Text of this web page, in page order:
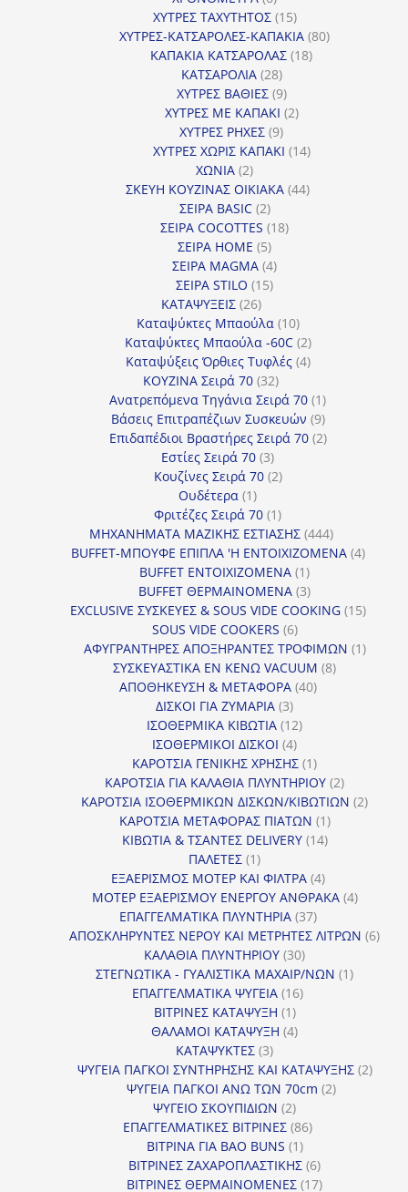
προϊόντα
ΧΥΤΡΕΣ ΤΑΧΥΤΗΤΟΣ 1515
προϊόντα
ΧΥΤΡΕΣ-ΚΑΤΣΑΡΟΛΕΣ-ΚΑΠΑΚΙΑ 8080
ΚΑΠΑΚΙΑ ΚΑΤΣΑΡΟΛΑΣ 1818
ΚΑΤΣΑΡΟΛΙΑ 2828
προϊόντα
ΧΥΤΡΕΣ ΒΑΘΙΕΣ 99
προϊόντα
ΧΥΤΡΕΣ ΜΕ ΚΑΠΑΚΙ 22
ΧΥΤΡΕΣ ΡΗΧΕΣ 99
προϊόντα
ΧΥΤΡΕΣ ΧΩΡΙΣ ΚΑΠΑΚΙ 1414
ΧΩΝΙΑ 22
προϊόντα
ΣΚΕΥΗ ΚΟΥΖΙΝΑΣ ΟΙΚΙΑΚΑ 4444
ΣΕΙΡΑ BASIC 22
προϊόντα
ΣΕΙΡΑ COCOTTES 1818
ΣΕΙΡΑ HOME 55
προϊόντα
ΣΕΙΡΑ MAGMA 44
προϊόντα
ΣΕΙΡΑ STILO 1515
ΚΑΤΑΨΥΞΕΙΣ 2626
προϊόντα
Καταψύκτες Μπαούλα 1010
προϊόντα
Καταψύκτες Μπαούλα -60C 22
προϊόντα
Καταψύξεις Όρθιες Τυφλές 44
ΚΟΥΖΙΝΑ Σειρά 70 3232
προϊόντα
Ανατρεπόμενα Τηγάνια Σειρά 70 11
προϊόν
Βάσεις Επιτραπέζιων Συσκευών 99
προϊόντα
Επιδαπέδιοι Βραστήρες Σειρά 70 22
Εστίες Σειρά 70 33
προϊόντα
Κουζίνες Σειρά 70 22
Ουδέτερα 11
προϊόν
Φριτέζες Σειρά 70 11
προϊόν
ΜΗΧΑΝΗΜΑΤΑ ΜΑΖΙΚΗΣ ΕΣΤΙΑΣΗΣ 444444
προϊόντα
BUFFET-ΜΠΟΥΦΕ ΕΠΙΠΛΑ 'Η ΕΝΤΟΙΧΙΖΟΜΕΝΑ 44
BUFFET ΕΝΤΟΙΧΙΖΟΜΕΝΑ 11
προϊόν
BUFFET ΘΕΡΜΑΙΝΟΜΕΝΑ 33
προϊόντα
EXCLUSIVE ΣΥΣΚΕΥΕΣ & SOUS VIDE COOKING 1515
SOUS VIDE COOKERS 66
προϊόντα
ΑΦΥΓΡΑΝΤΗΡΕΣ ΑΠΟΞΗΡΑΝΤΕΣ ΤΡΟΦΙΜΩΝ 11
ΣΥΣΚΕΥΑΣΤΙΚΑ ΕΝ ΚΕΝΩ VACUUM 88
ΑΠΟΘΗΚΕΥΣΗ & ΜΕΤΑΦΟΡΑ 4040
ΔΙΣΚΟΙ ΓΙΑ ΖΥΜΑΡΙΑ 33
προϊόντα
ΙΣΟΘΕΡΜΙΚΑ ΚΙΒΩΤΙΑ 1212
ΙΣΟΘΕΡΜΙΚΟΙ ΔΙΣΚΟΙ 44
προϊόντα
ΚΑΡΟΤΣΙΑ ΓΕΝΙΚΗΣ ΧΡΗΣΗΣ 11
προϊόν
ΚΑΡΟΤΣΙΑ ΓΙΑ ΚΑΛΑΘΙΑ ΠΛΥΝΤΗΡΙΟΥ 22
προϊόντα
ΚΑΡΟΤΣΙΑ ΙΣΟΘΕΡΜΙΚΩΝ ΔΙΣΚΩΝ/ΚΙΒΩΤΙΩΝ 22
ΚΑΡΟΤΣΙΑ ΜΕΤΑΦΟΡΑΣ ΠΙΑΤΩΝ 11
προϊόν
ΚΙΒΩΤΙΑ & ΤΣΑΝΤΕΣ DELIVERY 1414
ΠΑΛΕΤΕΣ 11
προϊόν
ΕΞΑΕΡΙΣΜΟΣ ΜΟΤΕΡ ΚΑΙ ΦΙΛΤΡΑ 44
προϊόντα
ΜΟΤΕΡ ΕΞΑΕΡΙΣΜΟΥ ΕΝΕΡΓΟΥ ΑΝΘΡΑΚΑ 44
ΕΠΑΓΓΕΛΜΑΤΙΚΑ ΠΛΥΝΤΗΡΙΑ 3737
προϊόντα
ΑΠΟΣΚΛΗΡΥΝΤΕΣ ΝΕΡΟΥ ΚΑΙ ΜΕΤΡΗΤΕΣ ΛΙΤΡΩΝ 66
ΚΑΛΑΘΙΑ ΠΛΥΝΤΗΡΙΟΥ 3030
προϊόντα
ΣΤΕΓΝΩΤΙΚΑ - ΓΥΑΛΙΣΤΙΚΑ ΜΑΧΑΙΡ/ΝΩΝ 11
ΕΠΑΓΓΕΛΜΑΤΙΚΑ ΨΥΓΕΙΑ 1616
ΒΙΤΡΙΝΕΣ ΚΑΤΑΨΥΞΗ 11
προϊόν
ΘΑΛΑΜΟΙ ΚΑΤΑΨΥΞΗ 44
ΚΑΤΑΨΥΚΤΕΣ 33
προϊόντα
ΨΥΓΕΙΑ ΠΑΓΚΟΙ ΣΥΝΤΗΡΗΣΗΣ ΚΑΙ ΚΑΤΑΨΥΞΗΣ 22
ΨΥΓΕΙΑ ΠΑΓΚΟΙ ΑΝΩ ΤΩΝ 70cm 22
ΨΥΓΕΙΟ ΣΚΟΥΠΙΔΙΩΝ 22
προϊόντα
ΕΠΑΓΓΕΛΜΑΤΙΚΕΣ ΒΙΤΡΙΝΕΣ 8686
ΒΙΤΡΙΝΑ ΓΙΑ BAO BUNS 11
προϊόν
ΒΙΤΡΙΝΕΣ ΖΑΧΑΡΟΠΛΑΣΤΙΚΗΣ 66
προϊόντα
ΒΙΤΡΙΝΕΣ ΘΕΡΜΑΙΝΟΜΕΝΕΣ 1717